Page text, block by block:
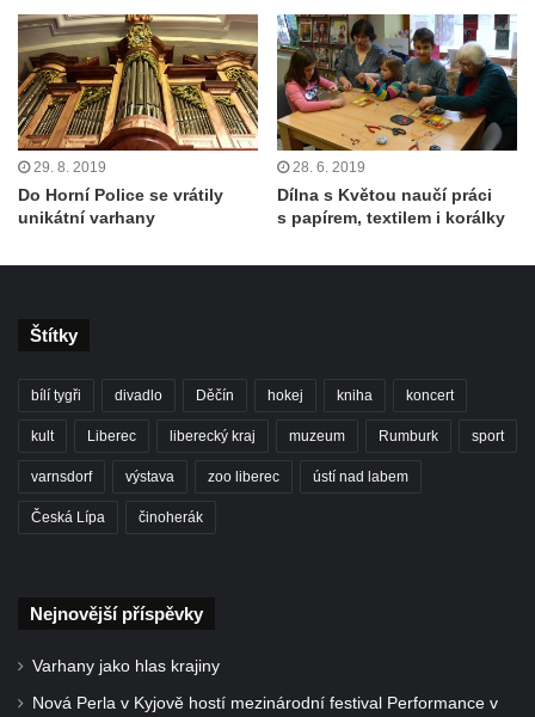
29. 8. 2019
Do Horní Police se vrátily
unikátní varhany
28. 6. 2019
Dílna s Květou naučí práci
s papírem, textilem i korálky
Štítky
bílí tygři divadlo Děčín hokej kniha koncert
kult Liberec liberecký kraj muzeum Rumburk sport
varnsdorf výstava zoo liberec ústí nad labem
Česká Lípa činoherák
Nejnovější příspěvky
Varhany jako hlas krajiny
Nová Perla v Kyjově hostí mezinárodní festival Performance v